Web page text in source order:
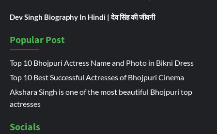
Dev Singh Biography In Hindi | देव सिंह की जीवनी
Popular Post
Top 10 Bhojpuri Actress Name and Photo in Bikni Dress
Top 10 Best Successful Actresses of Bhojpuri Cinema
Akshara Singh is one of the most beautiful Bhojpuri top
actresses
Socials